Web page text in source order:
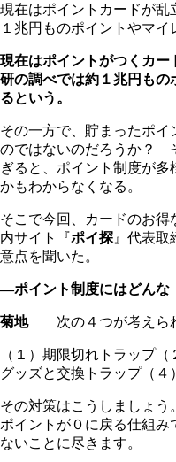
現在はポイントカードが乱
１兆円ものポイントやマ
現在はポイントがつくカ
研の調べでは約１兆円も
るという。
その一方で、貯まったポ
のではないのだろうか？
ぎると、ポイント制度が
かもわからなくなる。
そこで今回、カードのお
内サイト『ポイ探 』代表取
意点を聞いた。
―ポイント制度にはどんな
菊地次の４つが考えられ
（１）期限切れトラップ
グッズと交換トラップ（４
その対策はこうしましょう
ポイントが０に戻る仕組み
ないことに尽きます。